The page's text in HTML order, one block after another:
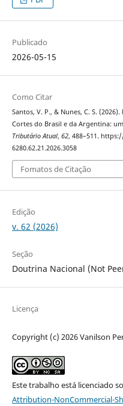
Publicado
2026-05-15
Como Citar
Santos, V. P., & Nunes, C. S.
Cortes do Brasil e da Argentina:
Tributário Atual, 62, 488–511.
6280.62.21.2026.3058
Fomatos de Citação
Edição
v. 62 (2026)
Seção
Doutrina Nacional (Not
Licença
Copyright (c) 2026 Vanilson
Este trabalho está licenciado
Attribution-NonCommercial-